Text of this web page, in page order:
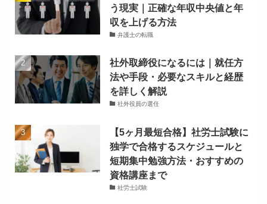
う現実｜正確な年収中央値と年
収を上げる方法
弁護士の転職
社外取締役になるには｜就任方
法や手段・必要なスキルと経歴
を詳しく解説
社外役員の選任
【5ヶ月最短合格】社労士試験に
独学で合格するスケジュールと
短期集中勉強方法・おすすめの
資格講座まで
社労士試験